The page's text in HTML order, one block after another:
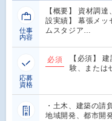
仕事
内容
【概要】 資材調
設実績】 幕張メッ
ムスタジア…
応募
資格
必須
【必須】
験、または
・土木、建築の請
地域開発、都市開